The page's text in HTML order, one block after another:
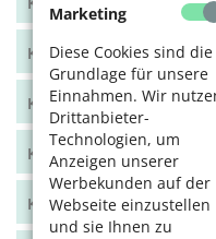
Marketing
Diese Cookies sind die
Grundlage für unsere
Einnahmen. Wir
Drittanbieter-
Technologien, um
Anzeigen unserer
Werbekunden auf der
Webseite einzustellen
und sie Ihnen zu
KölnerLeben Okt/Nov 19
KölnerLeben Aug/Sept
KölnerLeben Juni/Juli 2019
KölnerLeben April/Mai